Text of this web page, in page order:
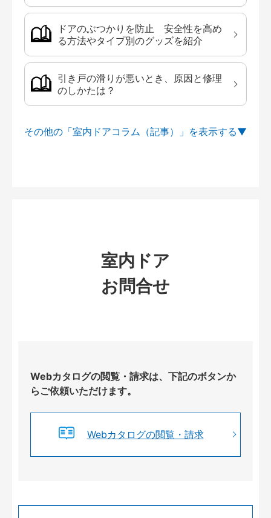
ドアのぶつかりを防止 安全性を高め
る方法やタイプ別のグッズを紹介
引き戸の滑りが悪いとき、原因と修理
のしかたは？
その他の「室内ドアコラム（記事）」を
室内ドア
お問合せ
Webカタログの閲覧・請求は、下記のボタンか
らご依頼いただけます。
Webカタログの閲覧・請求